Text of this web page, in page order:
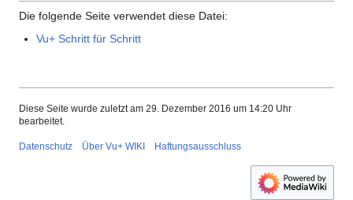
Die folgende Seite verwendet diese Datei:
Vu+ Schritt für Schritt
Diese Seite wurde zuletzt am 29. Dezember 2016 um 14:20 Uhr
bearbeitet.
Datenschutz Über Vu+ WIKI Haftungsausschluss